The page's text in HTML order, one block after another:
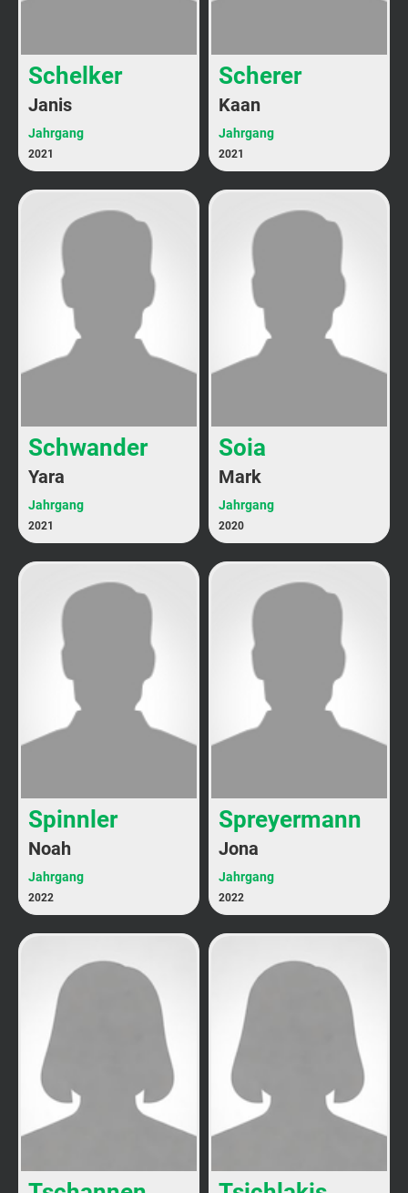
Schelker
Janis
Jahrgang
2021
Scherer
Kaan
Jahrgang
2021
Schwander
Yara
Jahrgang
2021
Soia
Mark
Jahrgang
2020
Spinnler
Noah
Jahrgang
2022
Spreyermann
Jona
Jahrgang
2022